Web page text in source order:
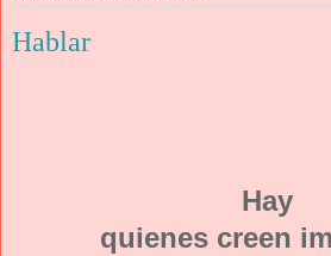
Hablar
Hay
quienes creen